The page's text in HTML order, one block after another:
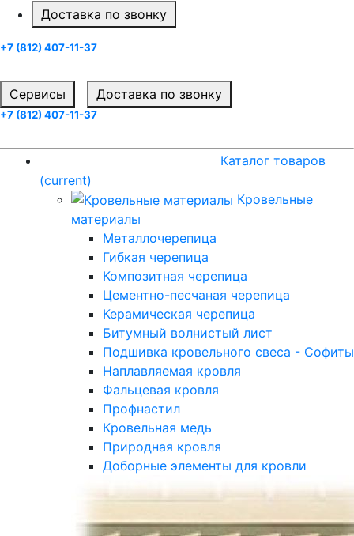
Доставка по звонку
+7 (812) 407-11-37
Cервисы
Доставка по звонку
+7 (812) 407-11-37
Каталог товаров
(current)
Кровельные
материалы
Металлочерепица
Гибкая черепица
Композитная черепица
Цементно-песчаная черепица
Керамическая черепица
Битумный волнистый лист
Подшивка кровельного свеса - Софиты
Наплавляемая кровля
Фальцевая кровля
Профнастил
Кровельная медь
Природная кровля
Доборные элементы для кровли